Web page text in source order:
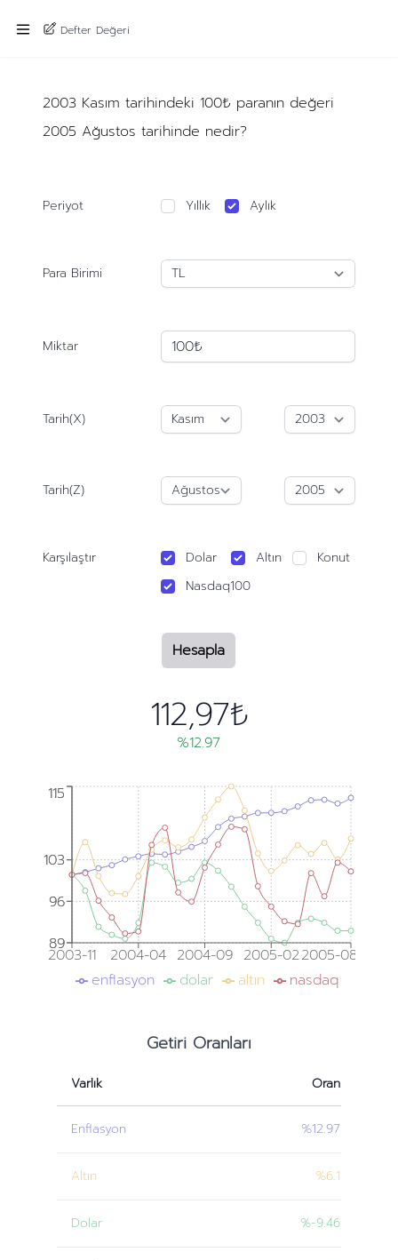
Defter Değeri
2003 Kasım tarihindeki 100₺ paranın değeri
2005 Ağustos tarihinde nedir?
Periyot Yıllık Aylık
Para Birimi
Miktar
Tarih(X)
Tarih(Z)
Karşılaştır Dolar Altın
Konut
Nasdaq100
Hesapla
112,97₺
%12.97
2003-11 2004-04 2004-09 2005-022005-08
89
96
103
115
89
96
103
115
enflasyon dolar altın nasdaq
Getiri Oranları
Varlık Oran
Enflasyon %12.97
Altın %6.1
Dolar %-9.46